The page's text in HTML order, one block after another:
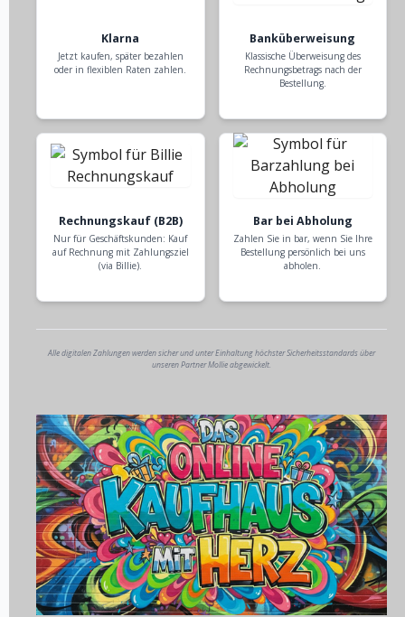
Klarna
Jetzt kaufen, später bezahlen
oder in flexiblen Raten zahlen.
Banküberweisung
Klassische Überweisung des
Rechnungsbetrags nach der
Bestellung.
Rechnungskauf (B2B)
Nur für Geschäftskunden: Kauf
auf Rechnung mit Zahlungsziel
(via Billie).
Bar bei Abholung
Zahlen Sie in bar, wenn Sie Ihre
Bestellung persönlich bei uns
abholen.
Alle digitalen Zahlungen werden sicher und unter Einhaltung höchster Sicherheitsstandards über
unseren Partner Mollie abgewickelt.